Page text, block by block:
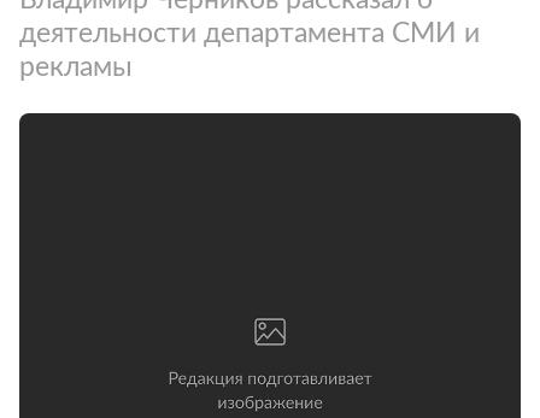
деятельности департамента СМИ и
рекламы